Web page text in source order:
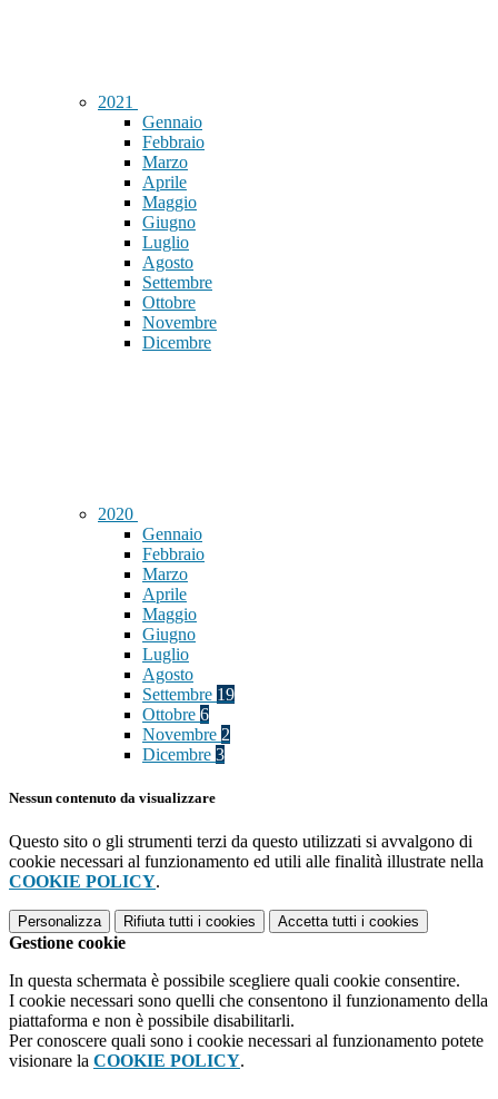
2021
Gennaio
Febbraio
Marzo
Aprile
Maggio
Giugno
Luglio
Agosto
Settembre
Ottobre
Novembre
Dicembre
2020
Gennaio
Febbraio
Marzo
Aprile
Maggio
Giugno
Luglio
Agosto
Settembre 19
Ottobre 6
Novembre 2
Dicembre 3
Nessun contenuto da visualizzare
Questo sito o gli strumenti terzi da questo utilizzati si avvalgono di
cookie necessari al funzionamento ed utili alle finalità illustrate nella
COOKIE POLICY.
Personalizza Rifiuta tutti i cookies Accetta tutti i cookies
Gestione cookie
In questa schermata è possibile scegliere quali cookie consentire.
I cookie necessari sono quelli che consentono il funzionamento della
piattaforma e non è possibile disabilitarli.
Per conoscere quali sono i cookie necessari al funzionamento potete
visionare la COOKIE POLICY.